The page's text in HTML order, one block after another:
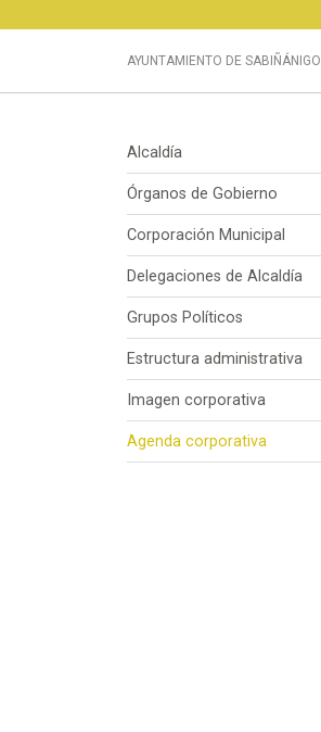
AYUNTAMIENTO DE SABIÑÁNIGO
Alcaldía
Órganos de Gobierno
Corporación Municipal
Delegaciones de Alcaldía
Grupos Políticos
Estructura administrativa
Imagen corporativa
Agenda corporativa